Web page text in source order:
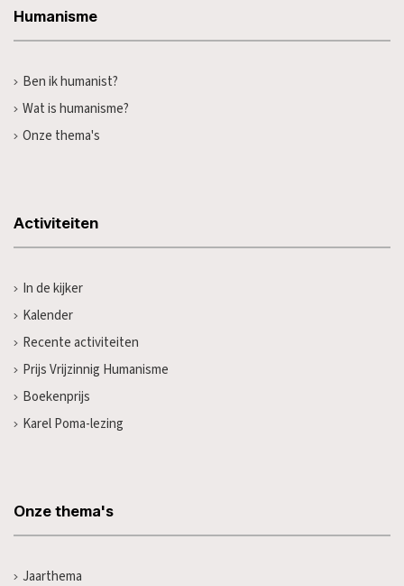
Humanisme
Ben ik humanist?
Wat is humanisme?
Onze thema's
Activiteiten
In de kijker
Kalender
Recente activiteiten
Prijs Vrijzinnig Humanisme
Boekenprijs
Karel Poma-lezing
Onze thema's
Jaarthema